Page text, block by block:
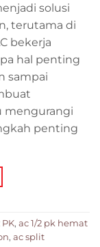
solusi
terutama di
bekerja
hal penting
sampai
mengurangi
penting
PK, ac 1/2 pk hemat
, ac split